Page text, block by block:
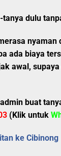
tanya dulu
nyaman
ada biaya
awal,
buat
(Klik untuk
ke Cibinong